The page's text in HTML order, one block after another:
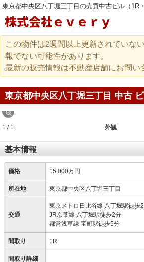
東京都中央区八丁堀三丁目の売買中古ビル（1R
株式会社ｅｖｅｒｙ
この物件は2週間以上更新されていな
報でない可能性があります。
最新の販売情報は不動産店舗にお問い
東京都中央区八丁堀三丁目 中古
外観
1 / 1
基本情報
価格 15,000万円
所在地 東京都中央区八丁堀三丁目
交通
東京メトロ日比谷線 八丁堀駅徒歩
JR京葉線 八丁堀駅徒歩2分
都営浅草線 宝町駅徒歩5分
間取り 1R
間取り詳細